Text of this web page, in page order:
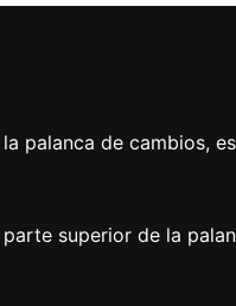
palanca de cambios,
superior de la